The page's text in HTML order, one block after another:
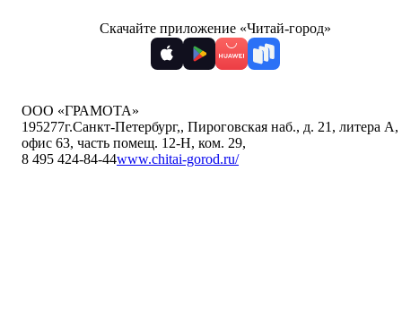
Скачайте приложение «Читай-город»
ООО «ГРАМОТА»
195277г.Санкт-Петербург,, Пироговская наб., д. 21, литера А,
офис 63, часть помещ. 12-Н, ком. 29,
8 495 424-84-44www.chitai-gorod.ru/